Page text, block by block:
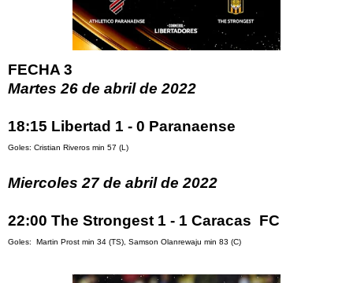
FECHA 3
Martes 26 de abril de 2022
18:15 Libertad 1 - 0 Paranaense
Goles: Cristian Riveros min 57 (L)
Miercoles 27 de abril de 2022
22:00 The Strongest 1 - 1 Caracas FC
Goles: Martin Prost min 34 (TS), Samson Olanrewaju min 83 (C)